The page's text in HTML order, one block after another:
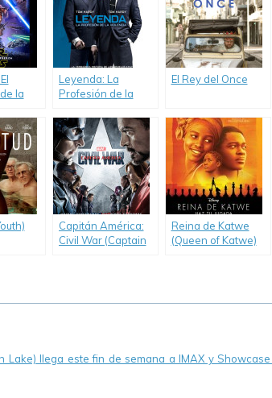
la
Leyenda: La
Profesión de la
El Rey del Once
Capitán América:
Civil War (Captain
Reina de Katwe
(Queen of Katwe)
Lake) llega este fin de semana a IMAX y